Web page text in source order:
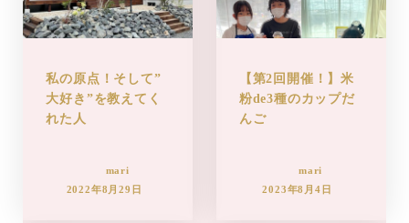
私の原点！そして”
大好き”を教えてく
れた人
mari
2022年8月29日
【第2回開催！】米
粉de3種のカップだ
んご
mari
2023年8月4日